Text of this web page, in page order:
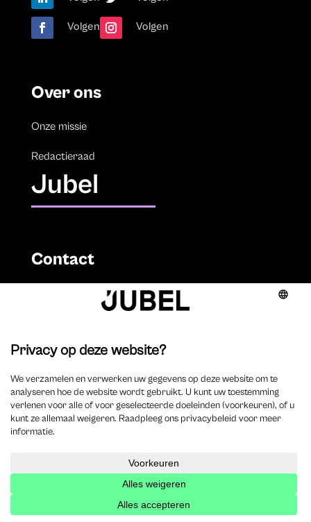
Volgen Volgen
Over ons
Onze missie
Redactieraad
Jubel
Contact
KNOPSPUBLISHING BV
BE 0891.853.731
2200 Herentals
Auteurs